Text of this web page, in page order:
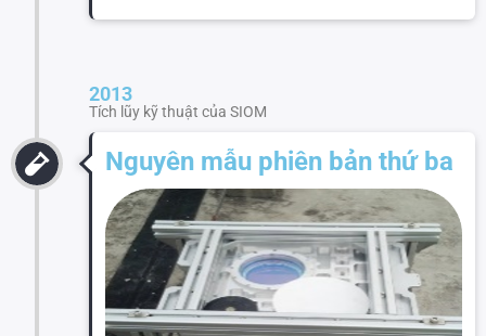
2013
Tích lũy kỹ thuật của SIOM
Nguyên mẫu phiên bản thứ ba